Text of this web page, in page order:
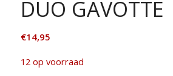
DUO GAVOTTE
€14,95
12 op voorraad